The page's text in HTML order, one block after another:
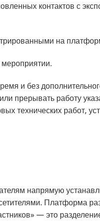
контактов с
на
и без
прерывать работу
технических работ,
напрямую
Платформа
— это